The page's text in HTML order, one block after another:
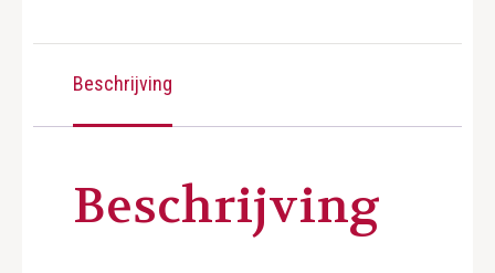
Beschrijving
Beschrijving